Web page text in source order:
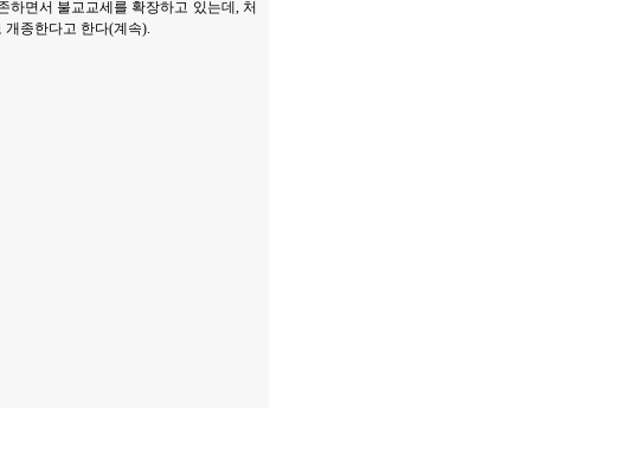
하면서 불교교세를 확장하고 있는데, 처
종한다고 한다(계속).